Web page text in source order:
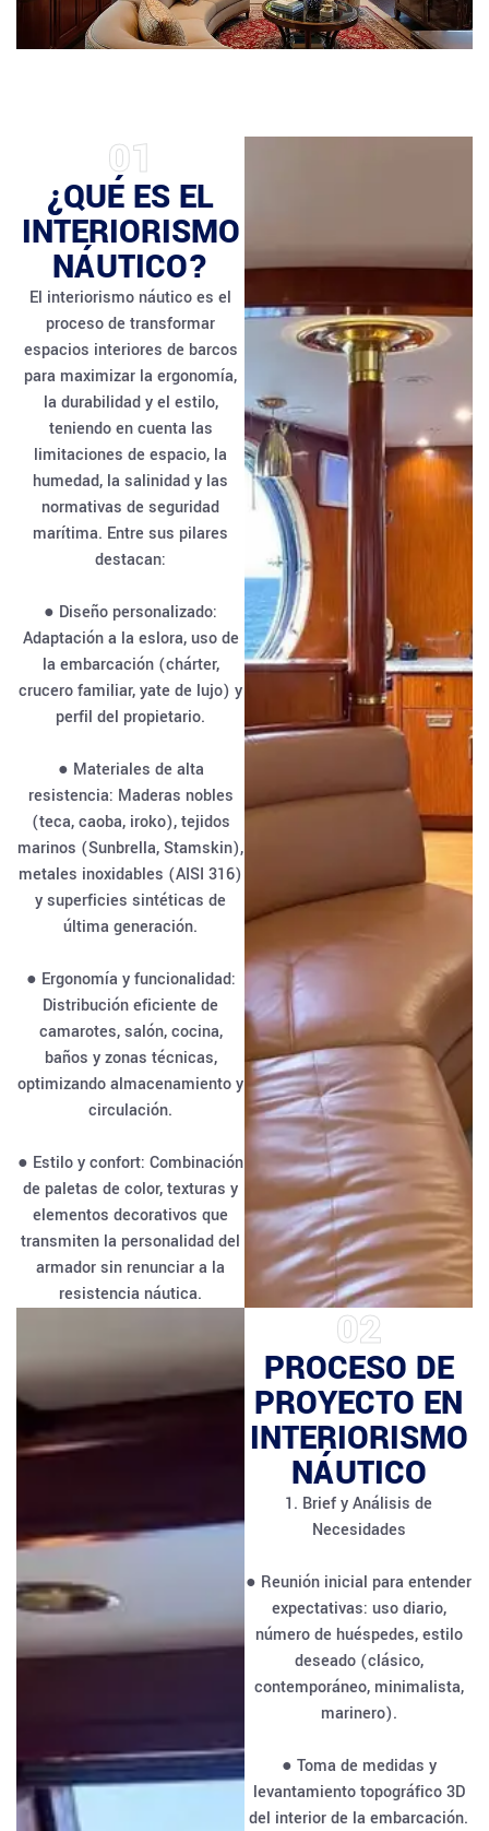
01
¿QUÉ ES EL
INTERIORISMO
NÁUTICO?
El interiorismo náutico es el
proceso de transformar
espacios interiores de barcos
para maximizar la ergonomía,
la durabilidad y el estilo,
teniendo en cuenta las
limitaciones de espacio, la
humedad, la salinidad y las
normativas de seguridad
marítima. Entre sus pilares
destacan:
● Diseño personalizado:
Adaptación a la eslora, uso de
la embarcación (chárter,
crucero familiar, yate de lujo) y
perfil del propietario.
● Materiales de alta
resistencia: Maderas nobles
(teca, caoba, iroko), tejidos
marinos (Sunbrella, Stamskin),
metales inoxidables (AISI 316)
y superficies sintéticas de
última generación.
● Ergonomía y funcionalidad:
Distribución eficiente de
camarotes, salón, cocina,
baños y zonas técnicas,
optimizando almacenamiento y
circulación.
● Estilo y confort: Combinación
de paletas de color, texturas y
elementos decorativos que
transmiten la personalidad del
armador sin renunciar a la
resistencia náutica.
02
PROCESO DE
PROYECTO EN
INTERIORISMO
NÁUTICO
1. Brief y Análisis de
Necesidades
● Reunión inicial para entender
expectativas: uso diario,
número de huéspedes, estilo
deseado (clásico,
contemporáneo, minimalista,
marinero).
● Toma de medidas y
levantamiento topográfico 3D
del interior de la embarcación.